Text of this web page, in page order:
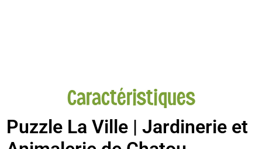
Caractéristiques
Puzzle La Ville | Jardinerie et